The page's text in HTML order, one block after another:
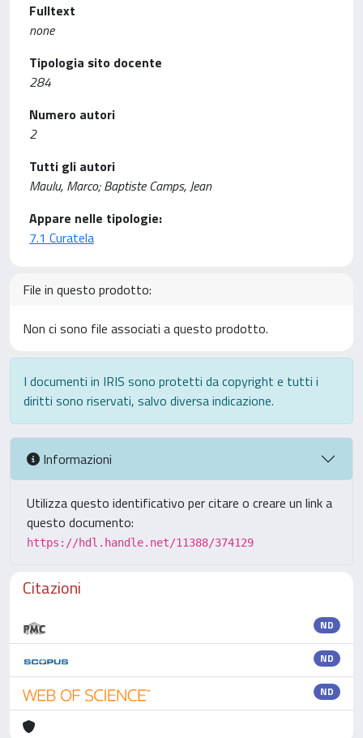
Fulltext
none
Tipologia sito docente
284
Numero autori
2
Tutti gli autori
Maulu, Marco; Baptiste Camps, Jean
Appare nelle tipologie:
7.1 Curatela
File in questo prodotto:
Non ci sono file associati a questo prodotto.
I documenti in IRIS sono protetti da copyright e tutti i
diritti sono riservati, salvo diversa indicazione.
Informazioni
Utilizza questo identificativo per citare o creare un link a
questo documento:
https://hdl.handle.net/11388/374129
Citazioni
ND
ND
ND